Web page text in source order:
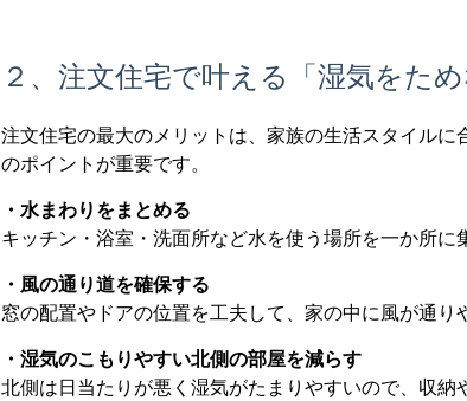
２、注文住宅で叶える「湿気をた
注文住宅の最大のメリットは、家族の生活スタイル
のポイントが重要です。
・水まわりをまとめる
キッチン・浴室・洗面所など水を使う場所を一か所に
・風の通り道を確保する
窓の配置やドアの位置を工夫して、家の中に風が通り
・湿気のこもりやすい北側の部屋を減らす
北側は日当たりが悪く湿気がたまりやすいので、収納